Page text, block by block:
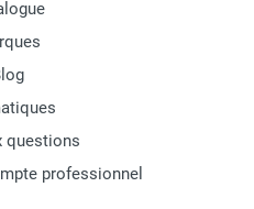
questions
professionnel